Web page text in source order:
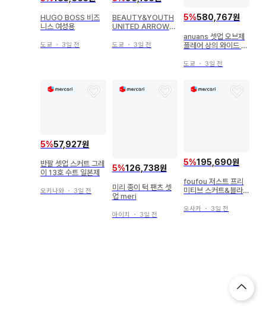
HUGO BOSS 비즈
니스 여성용
도쿄 ・ 3일 전
BEAUTY&YOUTH
UNITED ARROWS
도쿄 ・ 3일 전
5%580,767원
anuans 셋업 오브제
플레어 상의 와이드 팬
도쿄 ・ 3일 전
5%57,927원
반팔 셋업 스커트 그레
이 13호 수트 일본제
오키나와 ・ 3일 전
5%126,738원
미리 종이 턱 팬츠 셋
업 meri
아이치 ・ 3일 전
5%195,690원
foufou 저스트 프리
미티브 스커트&블라
오사카 ・ 3일 전